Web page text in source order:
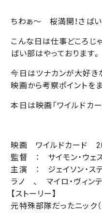
ちわぁ～ 桜満開！さばい
こんな日は仕事どころじ
ばい部はやっております。
今日はツナカンが大好き
映画から考察ポイントを
本日は映画「ワイルドカ
映画 ワイルドカード
監督 ： サイモン・ウェ
主演 ： ジェイソン・ス
ラノ 、 マイロ・ヴィンテ
【ストーリー】
元特殊部隊だったニック（